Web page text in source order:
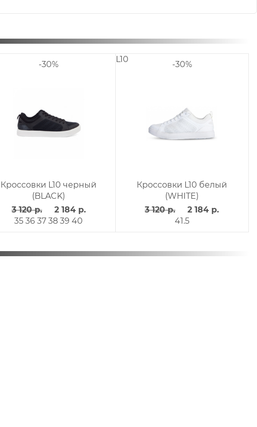
-30%
Кроссовки L10 черный
(BLACK)
3 120 р.
2 184 р.
35 36 37 38 39 40
L10
-30%
Кроссовки L10 белый
(WHITE)
3 120 р.
2 184 р.
41.5